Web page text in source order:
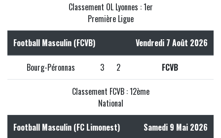
Classement OL Lyonnes : 1er
Première Ligue
Football Masculin (FCVB) Vendredi 7 Août 2026
Bourg-Péronnas 3 2 FCVB
Classement FCVB : 12ème
National
Football Masculin (FC Limonest) Samedi 9 Mai 2026